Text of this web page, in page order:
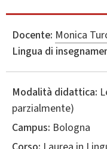
Docente: Monica
Lingua di
Modalità didattica:
parzialmente)
Campus: Bologna